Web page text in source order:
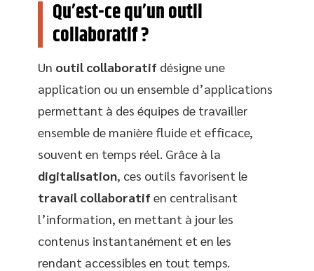
Qu’est-ce qu’un outil
collaboratif ?
Un outil collaboratif désigne une
application ou un ensemble d’applications
permettant à des équipes de travailler
ensemble de manière fluide et efficace,
souvent en temps réel. Grâce à la
digitalisation, ces outils favorisent le
travail collaboratifen centralisant
l’information, en mettant à jour les
contenus instantanément et en les
rendant accessibles en tout temps.